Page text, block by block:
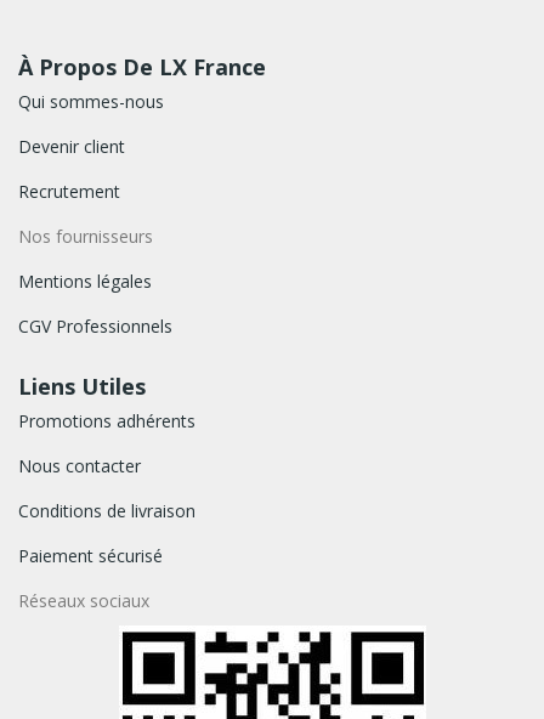
À Propos De LX France
Qui sommes-nous
Devenir client
Recrutement
Nos fournisseurs
Mentions légales
CGV Professionnels
Liens Utiles
Promotions adhérents
Nous contacter
Conditions de livraison
Paiement sécurisé
Réseaux sociaux